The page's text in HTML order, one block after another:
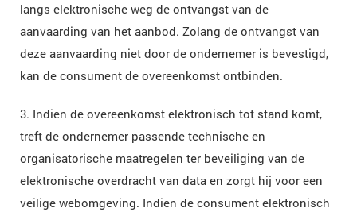
langs elektronische weg de ontvangst van de
aanvaarding van het aanbod. Zolang de ontvangst van
deze aanvaarding niet door de ondernemer is bevestigd,
kan de consument de overeenkomst ontbinden.
3. Indien de overeenkomst elektronisch tot stand komt,
treft de ondernemer passende technische en
organisatorische maatregelen ter beveiliging van de
elektronische overdracht van data en zorgt hij voor een
veilige webomgeving. Indien de consument elektronisch